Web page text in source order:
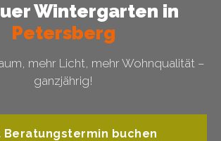
Wintergarten in
Petersberg
mehr Licht, mehr Wohnqualität –
ganzjährig!
Beratungstermin buchen